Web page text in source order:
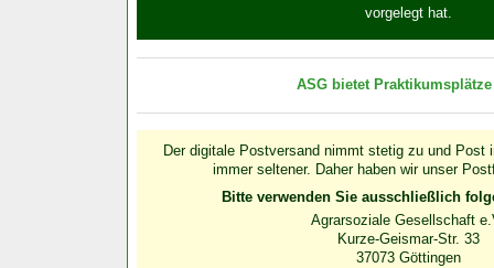
vorgelegt hat.
ASG bietet
Der digitale Postversand nimmt stetig zu und Post
immer seltener. Daher haben wir unser
Bitte verwenden Sie ausschließlich
Agrarsoziale Gesellschaft
Kurze-Geismar-Str. 33
37073 Göttingen